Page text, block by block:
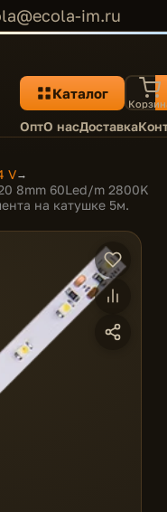
im.ru
Каталог
ОптО насДоставка
V→
8mm 60Led/m 2800K
на катушке 5м.